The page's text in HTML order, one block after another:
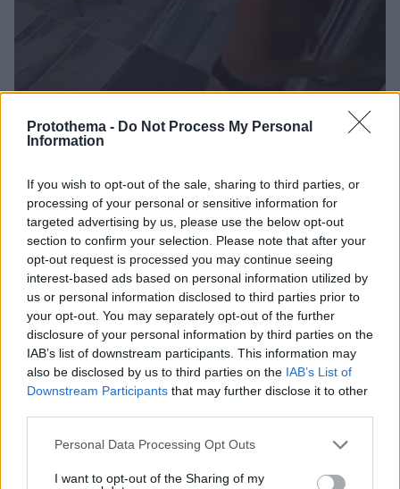
Protothema - Do Not Process My Personal
Information
If you wish to opt-out of the sale, sharing to third parties, or
processing of your personal or sensitive information for
targeted advertising by us, please use the below opt-out
section to confirm your selection. Please note that after your
opt-out request is processed you may continue seeing
interest-based ads based on personal information utilized by
us or personal information disclosed to third parties prior to
your opt-out. You may separately opt-out of the further
disclosure of your personal information by third parties on the
IAB’s list of downstream participants. This information may
also be disclosed by us to third parties on the IAB’s List of
Downstream Participants that may further disclose it to other
Please note that this website/app uses one or more Google
not limited to your visit or usage behaviour. You may click to
Personal Data Processing Opt Outs
I want to opt-out of the Sharing of my
«Πόσα θέλεις για το κορίτσι;»: Τουρίστας στην
Κρήτη ζητά... τιμή για να ασελγήσει σε ανήλικη, τι
καταγγέλλει ο ιδιοκτήτης επιχείρησης
07.08.2026, 18:22